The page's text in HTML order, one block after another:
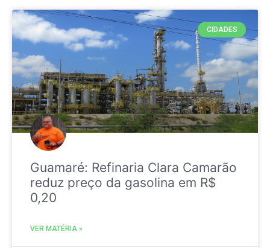
CIDADES
Guamaré: Refinaria Clara Camarão
reduz preço da gasolina em R$
0,20
VER MATÉRIA »